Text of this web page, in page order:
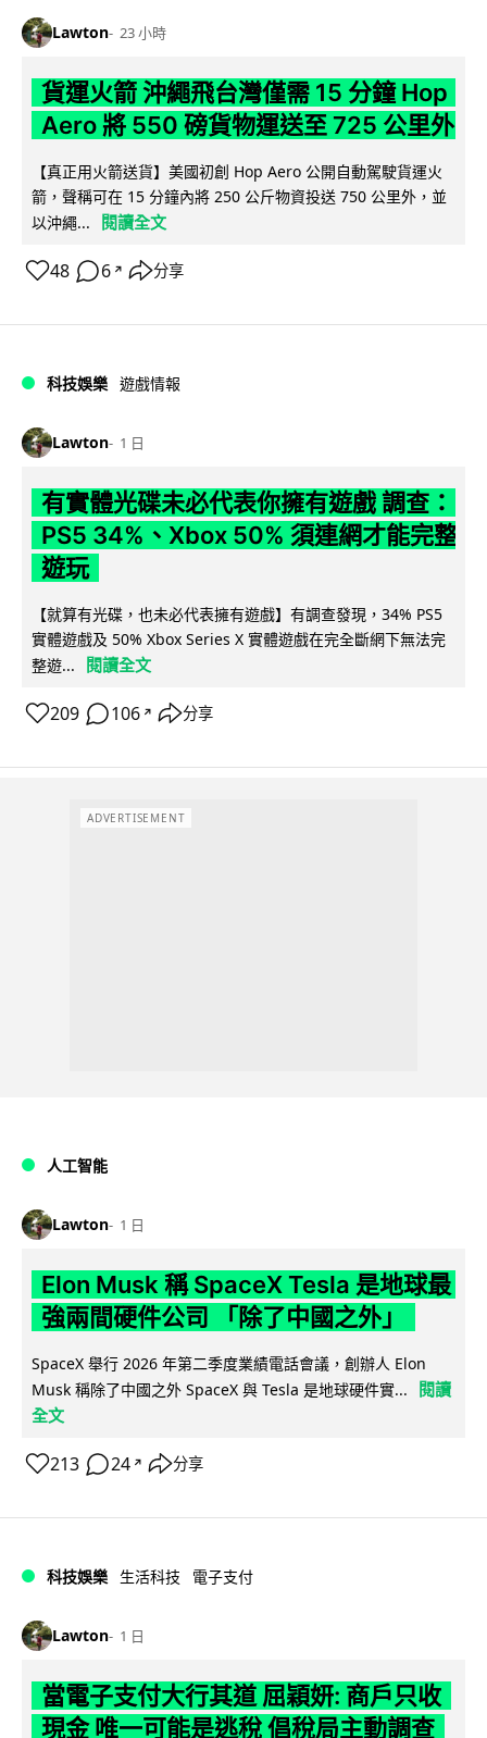
Lawton 23 小時
貨運火箭 沖繩飛台灣僅需 15 分鐘 Hop
Aero 將 550 磅貨物運送至 725 公里外
【真正用火箭送貨】美國初創 Hop Aero 公開自動駕駛貨運火
箭，聲稱可在 15 分鐘內將 250 公斤物資投送 750 公里外，並
以沖繩...
閱讀全文
48 6 ↗ 分享
科技娛樂 遊戲情報
Lawton 1 日
有實體光碟未必代表你擁有遊戲 調查：
PS5 34%、Xbox 50% 須連網才能完整
遊玩
【就算有光碟，也未必代表擁有遊戲】有調查發現，34% PS5
實體遊戲及 50% Xbox Series X 實體遊戲在完全斷網下無法完
整遊...
閱讀全文
209 106 ↗ 分享
ADVERTISEMENT
人工智能
Lawton 1 日
Elon Musk 稱 SpaceX Tesla 是地球最
強兩間硬件公司 「除了中國之外」
SpaceX 舉行 2026 年第二季度業績電話會議，創辦人 Elon
Musk 稱除了中國之外 SpaceX 與 Tesla 是地球硬件實...
閱讀
全文
213 24 ↗ 分享
科技娛樂 生活科技 電子支付
Lawton 1 日
當電子支付大行其道 屈穎妍: 商戶只收
現金 唯一可能是逃稅 倡稅局主動調查